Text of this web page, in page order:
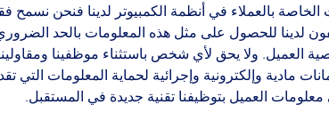
بالعملاء في أنظمة الكمبيوتر لدينا فنحن نسمح
لدينا للحصول على مثل هذه المعلومات بالحد
ولا يحق لأي شخص باستثناء موظفينا
وإلكترونية وإجرائية لحماية المعلومات التي
العميل بتوظيفنا تقنية جديدة في المستقبل.